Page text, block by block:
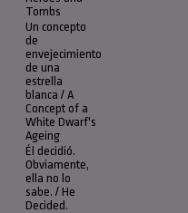
Tombs
Un concepto
de
envejecimiento
de una
estrella
blanca / A
Concept of a
White Dwarf's
Ageing
Él decidió.
Obviamente,
ella no lo
sabe. / He
Decided.